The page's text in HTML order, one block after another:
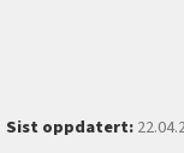
Sist oppdatert: